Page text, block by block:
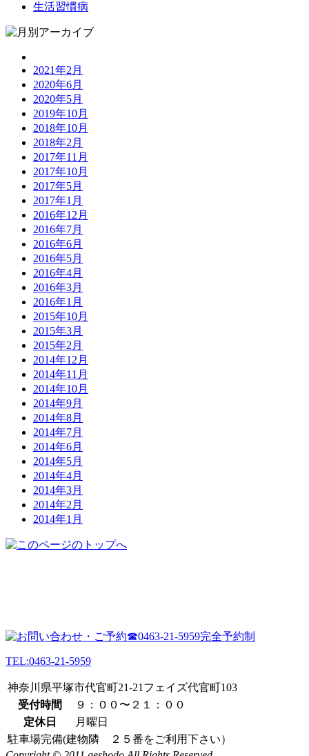
生活習慣病
2021年2月
2020年6月
2020年5月
2019年10月
2018年10月
2018年2月
2017年11月
2017年10月
2017年5月
2017年1月
2016年12月
2016年7月
2016年6月
2016年5月
2016年4月
2016年3月
2016年1月
2015年10月
2015年3月
2015年2月
2014年12月
2014年11月
2014年10月
2014年9月
2014年8月
2014年7月
2014年6月
2014年5月
2014年4月
2014年3月
2014年2月
2014年1月
TEL:0463-21-5959
神奈川県平塚市代官町21-21フェイズ代官町103
受付時間
９：００〜２１：００
定休日
月曜日
駐車場完備(建物隣 ２５番をご利用下さい）